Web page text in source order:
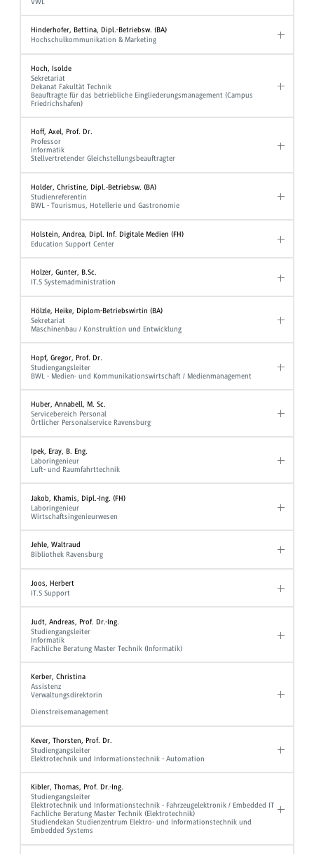
Hinderhofer, Bettina, Dipl.-Betriebsw. (BA)
Hochschulkommunikation & Marketing
Hoch, Isolde
Sekretariat
Dekanat Fakultät Technik
Beauftragte für das betriebliche Eingliederungsmanagement (Campus
Friedrichshafen)
Hoff, Axel, Prof. Dr.
Professor
Informatik
Stellvertretender Gleichstellungsbeauftragter
Holder, Christine, Dipl.-Betriebsw. (BA)
Studienreferentin
BWL - Tourismus, Hotellerie und Gastronomie
Holstein, Andrea, Dipl. Inf. Digitale Medien (FH)
Education Support Center
Holzer, Gunter, B.Sc.
IT.S Systemadministration
Hölzle, Heike, Diplom-Betriebswirtin (BA)
Sekretariat
Maschinenbau / Konstruktion und Entwicklung
Hopf, Gregor, Prof. Dr.
Studiengangsleiter
BWL - Medien- und Kommunikationswirtschaft / Medienmanagement
Huber, Annabell, M. Sc.
Servicebereich Personal
Örtlicher Personalservice Ravensburg
Ipek, Eray, B. Eng.
Laboringenieur
Luft- und Raumfahrttechnik
Jakob, Khamis, Dipl.-Ing. (FH)
Laboringenieur
Wirtschaftsingenieurwesen
Jehle, Waltraud
Bibliothek Ravensburg
Joos, Herbert
IT.S Support
Judt, Andreas, Prof. Dr.-Ing.
Studiengangsleiter
Informatik
Fachliche Beratung Master Technik (Informatik)
Kerber, Christina
Assistenz
Verwaltungsdirektorin
Dienstreisemanagement
Kever, Thorsten, Prof. Dr.
Studiengangsleiter
Elektrotechnik und Informationstechnik - Automation
Kibler, Thomas, Prof. Dr.-Ing.
Studiengangsleiter
Elektrotechnik und Informationstechnik - Fahrzeugelektronik / Embedded IT
Fachliche Beratung Master Technik (Elektrotechnik)
Studiendekan Studienzentrum Elektro- und Informationstechnik und
Embedded Systems